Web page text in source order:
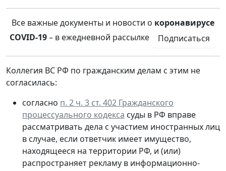
Все важные документы и новости о коронавирусе
COVID-19– в ежедневной рассылке Подписаться
Коллегия ВС РФ по гражданским делам с этим не
согласилась:
согласно п. 2 ч. 3 ст. 402 Гражданского
процессуального кодекса суды в РФ вправе
рассматривать дела с участием иностранных лиц
в случае, если ответчик имеет имущество,
находящееся на территории РФ, и (или)
распространяет рекламу в информационно-